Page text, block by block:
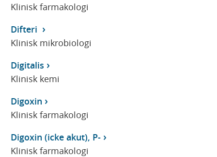
Klinisk farmakologi
Difteri
Klinisk mikrobiologi
Digitalis
Klinisk kemi
Digoxin
Klinisk farmakologi
Digoxin (icke akut), P-
Klinisk farmakologi